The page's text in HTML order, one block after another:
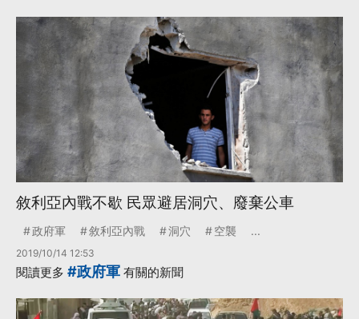
敘利亞內戰不歇 民眾避居洞穴、廢棄公車
政府軍 敘利亞內戰 洞穴 空襲 ...
2019/10/14 12:53
閱讀更多 #政府軍 有關的新聞